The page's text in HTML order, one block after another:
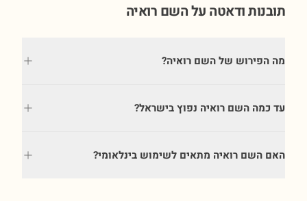
תובנות ודאטה על השם רואיה
מה הפירוש של השם רואיה?
עד כמה השם רואיה נפוץ בישראל?
האם השם רואיה מתאים לשימוש בינלאומי?